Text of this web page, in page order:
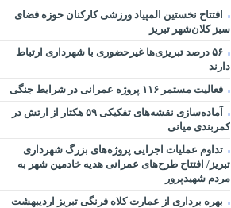
افتتاح نخستین المپیاد ورزشی کارکنان حوزه فضای
سبز کلان‌شهر تبریز
۵۶ درصد تبریزی‌ها غیرحضوری با شهرداری ارتباط
دارند
فعالیت مستمر ۱۱۶ پروژه عمرانی در شرایط جنگی
آماده‌سازی نقشه‌های تفکیکی ۵۹ هکتار از ارتش در
کمربندی میانی
تداوم عملیات اجرایی پروژه‌های بزرگ شهرداری
تبریز/ افتتاح طرح‌های عمرانی هدیه خادمین شهر به
مردم شهیدپرور
بهره برداری از عمارت کلاه فرنگی تبریز اردیبهشت